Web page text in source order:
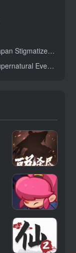
-日本事故物件監視協会-/Japan Stigmatized Property3
H·P超自然事件档案/H.P Supernatural Event Archives